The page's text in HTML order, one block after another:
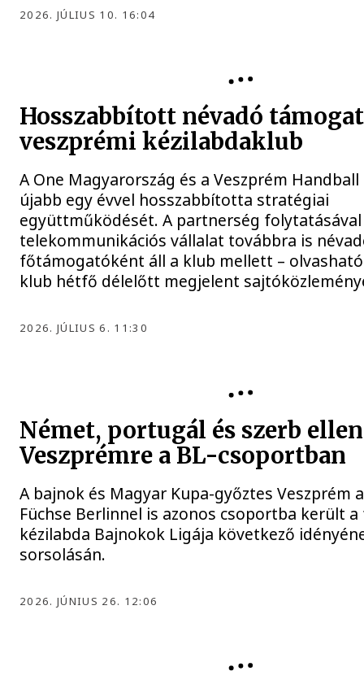
2026. JÚLIUS 10. 16:04
Hosszabbított névadó
veszprémi kézilabdaklub
A One Magyarország és a Veszprém
újabb egy évvel hosszabbította stratégiai
együttműködését. A partnerség
telekommunikációs vállalat továbbra is
főtámogatóként áll a klub mellett –
klub hétfő délelőtt megjelent
2026. JÚLIUS 6. 11:30
Német, portugál és szerb
Veszprémre a BL-csoportban
A bajnok és Magyar Kupa-győztes Veszprém
Füchse Berlinnel is azonos csoportba került
kézilabda Bajnokok Ligája következő
sorsolásán.
2026. JÚNIUS 26. 12:06